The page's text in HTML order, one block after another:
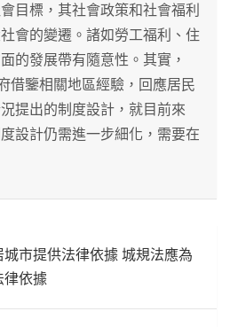
目標，其社會政策和社會福利
會的變遷。諸如勞工福利、住
的發展帶有隨意性。其實，
借鑒相關地區經驗，回應居民
提出的制度設計，就目前來
設計仍需進一步細化，需要在
市提供法律依據 城規法應為
律依據